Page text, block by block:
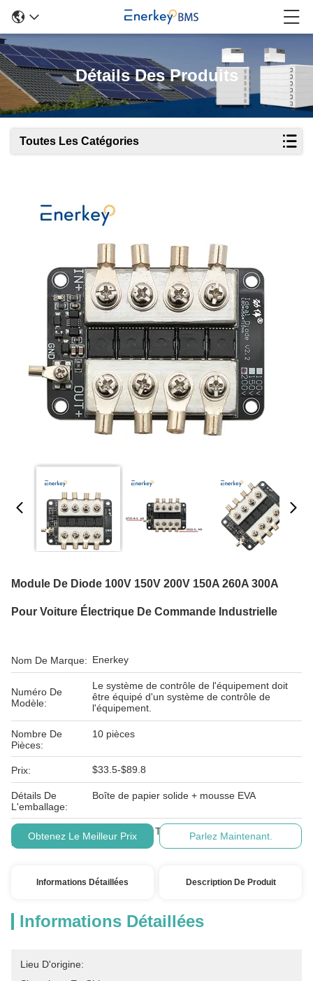
Détails Des Produits
Toutes Les Catégories
Module De Diode 100V 150V 200V 150A 260A 300A
Pour Voiture Électrique De Commande Industrielle
Nom De Marque: Enerkey
Numéro De
Modèle:
Le système de contrôle de l'équipement doit
être équipé d'un système de contrôle de
l'équipement.
Nombre De
Pièces:
10 pièces
Prix: $33.5-$89.8
Détails De
L'emballage:
Boîte de papier solide + mousse EVA
Conditions De
Paiement:
L/C, D/A, D/P, T/T, Western Union, MoneyGram
Obtenez Le Meilleur Prix Parlez Maintenant.
Informations Détaillées Description De Produit
Informations Détaillées
Lieu D'origine: